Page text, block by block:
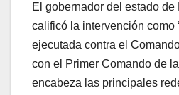
El gobernador del estado
calificó la intervención como
ejecutada contra el
con el Primer Comando de
encabeza las principales